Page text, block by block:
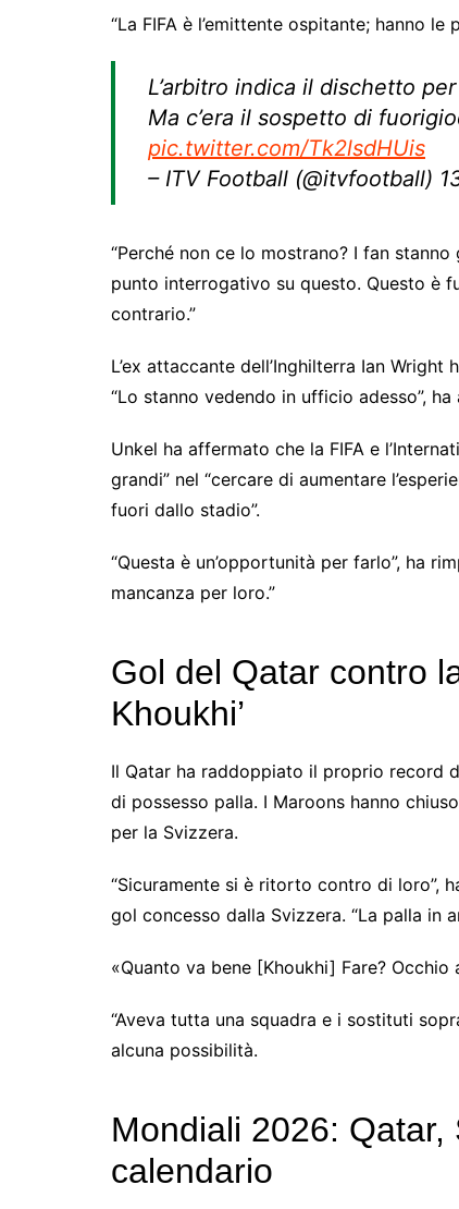
“La FIFA è l’emittente ospitante; hanno
L’arbitro indica il dischetto
Ma c’era il sospetto di
pic.twitter.com/Tk2lsdHUis
– ITV Football (@itvfootball)
“Perché non ce lo mostrano? I fan
punto interrogativo su questo. Questo è
contrario.”
L’ex attaccante dell’Inghilterra Ian
“Lo stanno vedendo in ufficio adesso”,
Unkel ha affermato che la FIFA e
grandi” nel “cercare di aumentare
fuori dallo stadio”.
“Questa è un’opportunità per farlo”, ha
mancanza per loro.”
Gol del Qatar contro
Khoukhi’
Il Qatar ha raddoppiato il proprio record
di possesso palla. I Maroons hanno
per la Svizzera.
“Sicuramente si è ritorto contro di loro”,
gol concesso dalla Svizzera. “La palla in
«Quanto va bene [Khoukhi] Fare?
“Aveva tutta una squadra e i sostituti
alcuna possibilità.
Mondiali 2026:
calendario